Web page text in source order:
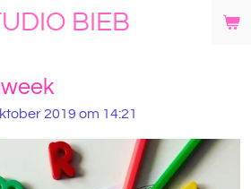
BIEB
2019 om 14:21